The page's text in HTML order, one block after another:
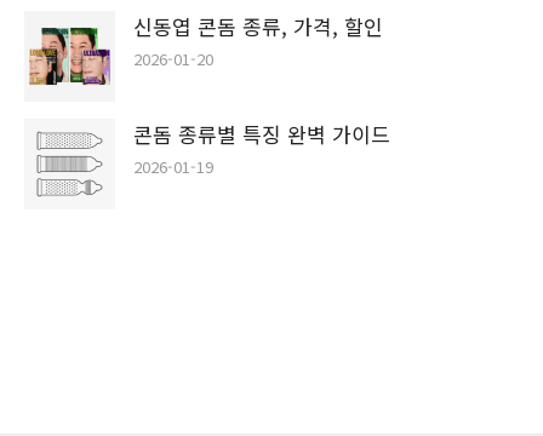
신동엽 콘돔 종류, 가격, 할인
2026-01-20
콘돔 종류별 특징 완벽 가이드
2026-01-19